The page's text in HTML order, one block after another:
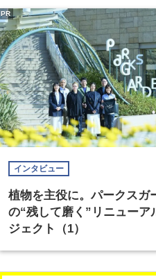
インタビュー
植物を主役に。パークスガ
の“残して磨く”リニューア
ジェクト（1）
PR